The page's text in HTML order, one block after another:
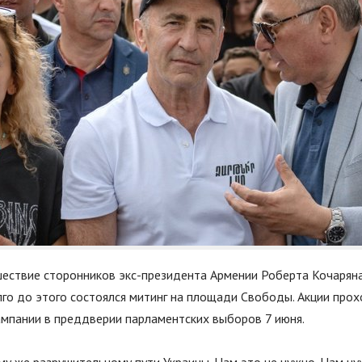
сторонников экс-президента Армении Роберта
до этого состоялся митинг на площади Свободы. Акции
в преддверии парламентских выборов 7 июня.